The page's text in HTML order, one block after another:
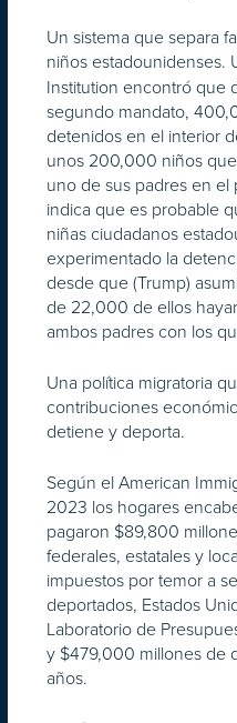
Un sistema que separa
niños estadounidenses.
Institution encontró que
segundo mandato,
detenidos en el interior
unos 200,000 niños
uno de sus padres en el
indica que es probable
niñas ciudadanos
experimentado la
desde que (Trump)
de 22,000 de ellos
ambos padres con los
Una política migratoria
contribuciones
detiene y deporta.
Según el American
2023 los hogares
pagaron $89,800
federales, estatales y
impuestos por temor a
deportados, Estados
Laboratorio de
y $479,000 millones de
años.